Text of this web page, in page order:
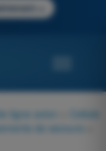
ligne avion
Cellule
de secours